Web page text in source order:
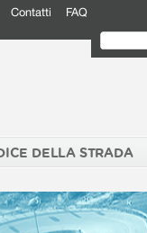
Contatti FAQ
DELLA STRADA